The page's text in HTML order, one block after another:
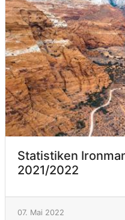
Statistiken
2021/2022
07. Mai 2022